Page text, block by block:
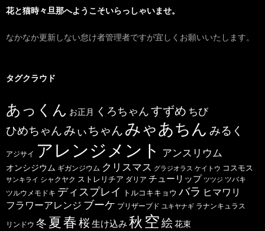
花と猫時々旦那へようこそいらっしゃいませ。
なかなか更新しない怠け者管理者ですが宜しくお願いいたします。
タグクラウド
あっくん お正月 くろちゃんすずめ ちび
ひめちゃんみぃちゃん みゃあちん みるく
アジサイ アレンジメント アンスリウム
オンシジウム ギガンジウム クリスマス グラジオラス ケイトウ コスモス
サンキライ シャクヤク ストレリチア ダリア チューリップ ツツジ ツバキ
ツルウメモドキ ディスプレイ トルコキキョウ バラ ヒマワリ
フラワーアレンジ ブーケ プリザーブド ユキヤナギ ラナンキュラス
リンドウ 冬 夏春桜生け込み 秋 空絵花束